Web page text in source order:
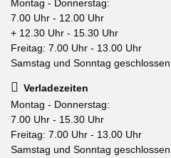
Montag - Donnerstag:
7.00 Uhr - 12.00 Uhr
+ 12.30 Uhr - 15.30 Uhr
Freitag: 7.00 Uhr - 13.00 Uhr
Samstag und Sonntag geschlossen
Verladezeiten
Montag - Donnerstag:
7.00 Uhr - 15.30 Uhr
Freitag: 7.00 Uhr - 13.00 Uhr
Samstag und Sonntag geschlossen